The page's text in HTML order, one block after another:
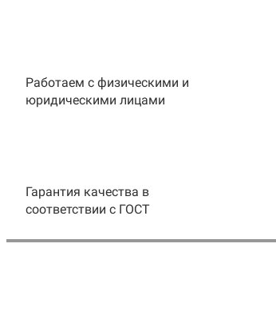
Работаем с физическими и
юридическими лицами
Гарантия качества в
соответствии с ГОСТ